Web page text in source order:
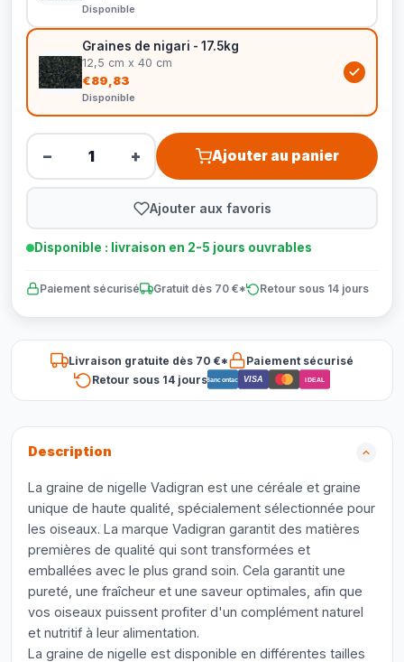
Disponible
Graines de nigari - 17.5kg
12,5 cm x 40 cm
€89,83
Disponible
− + Ajouter au panier
Ajouter aux favoris
Disponible : livraison en 2-5 jours ouvrables
Paiement sécurisé Gratuit dès 70 €* Retour sous 14 jours
Livraison gratuite dès 70 €*
Paiement sécurisé
Retour sous 14 joursBancontact VISA iDEAL
Description
La graine de nigelle Vadigran est une céréale et graine
unique de haute qualité, spécialement sélectionnée pour
les oiseaux. La marque Vadigran garantit des matières
premières de qualité qui sont transformées et
emballées avec le plus grand soin. Cela garantit une
pureté, une fraîcheur et une saveur optimales, afin que
vos oiseaux puissent profiter d'un complément naturel
et nutritif à leur alimentation.
La graine de nigelle est disponible en différentes tailles